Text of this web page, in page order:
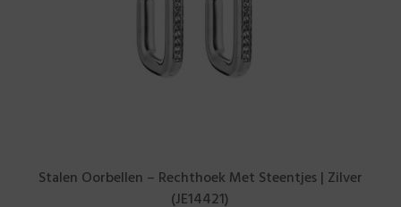
Stalen Oorbellen – Rechthoek Met Steentjes | Zilver
(JE14421)